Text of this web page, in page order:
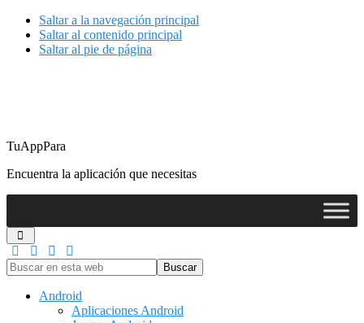
Saltar a la navegación principal
Saltar al contenido principal
Saltar al pie de página
TuAppPara
Encuentra la aplicación que necesitas
Buscar
en
Android
Aplicaciones Android